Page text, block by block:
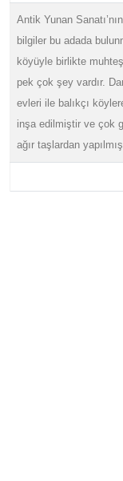
Antik Yunan
bilgiler bu adada
köyüyle birlikte
pek çok şey vardır.
evleri ile balıkçı
inşa edilmiştir ve çok
ağır taşlardan